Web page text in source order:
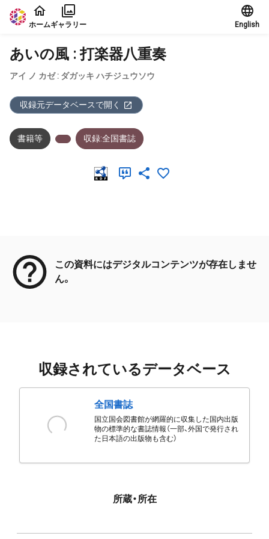
本文に飛ぶ
ホームギャラリー English
あいの風 : 打楽器八重奏
アイ ノ カゼ : ダガッキ ハチジュウソウ
収録元データベースで開く
書籍等 収録:全国書誌
この資料にはデジタルコンテンツが存在しませ
ん。
収録されているデータベース
全国書誌
国立国会図書館が網羅的に収集した国内出版
物の標準的な書誌情報（一部、外国で発行され
た日本語の出版物も含む）
所蔵・所在